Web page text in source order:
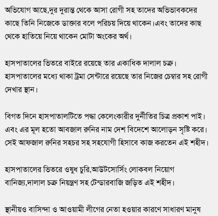
অভিযোগ আছে,দুর দুরান্ত থেকে আসা রোগী সহ তাদের অভিভাবকদের
কাছে তিনি নিজেকে ডাক্তার বলে পরিচয় দিয়ে থাকেন।এবং তাদের কাছ
থেকে হাতিয়ে নিয়ে থাকেন মোটা অংকের অর্থ।
হাসপাতালের ভিতরে বাইরে রয়েছে তার একাধিক দালাল চক্র।
হাসপাতালের মধ্যে থাকা ট্রমা সেন্টারে রয়েছে তার নিজের চেম্বার সহ রোগী
দেখার স্থান।
বিগত দিনে হাসপাতালটিতে পদ্ধা কেলেংকারীর দুর্নীতির চিত্র প্রকাশ পাই।
এবং এর মূল হতো আবজাল রুনির নাম দেশ বিদেশে আলোড়ন সৃষ্টি করে।
সেই আফজাল রুনির সহচর সহ সহযোগী হিসাবে কাজ করতেন এই শহীদ।
হাসপাতালের ভিতরে ওষুধ চুরি,আউটসোর্সিং লোকবল নিয়োগ
বানিজ্য,দালাল চক্র নিয়ন্ত্রণ সহ টেন্ডারবাজি জড়িত এই শহীদ।
স্থানীয়ও বাসিন্দা ও আওয়ামী লীগের নেতা হওয়ার কারণে সাধারণ মানুষ